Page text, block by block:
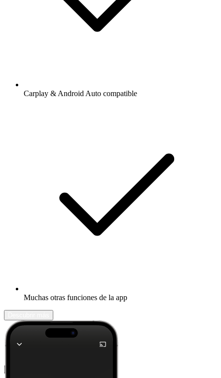
Carplay & Android Auto compatible
Muchas otras funciones de la app